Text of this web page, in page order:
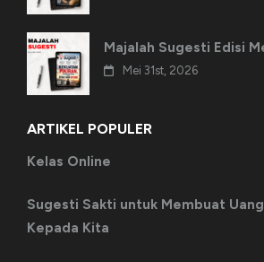
Majalah Sugesti Edisi
Mei 31st, 2026
ARTIKEL POPULER
Kelas Online
Sugesti Sakti untuk Membuat
Kepada Kita